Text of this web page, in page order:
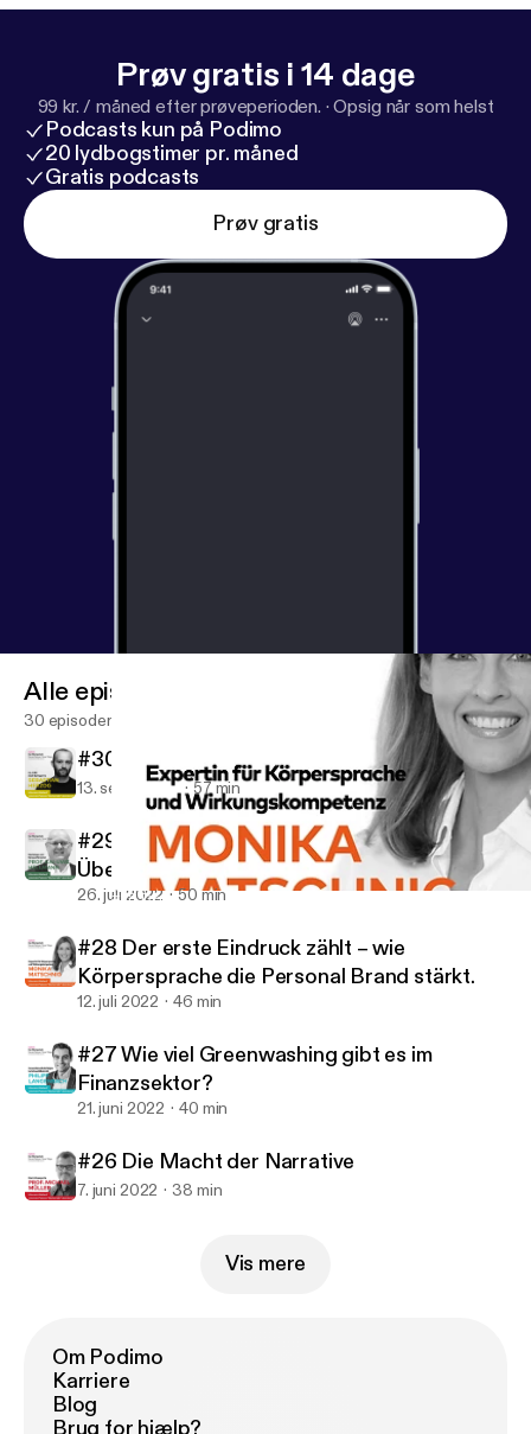
Buchautorin Monika Matschnig.
Prøv gratis i 14 dage
99 kr. / måned efter prøveperioden. ·Opsig når som helst
Podcasts kun på Podimo
20 lydbogstimer pr. måned
Gratis podcasts
Prøv gratis
#28 Der erste Eindruck zählt – wie Körpersprache die Personal
Alle episoder
30 episoder
#30 Transformationsberatung
13. sept. 2022 57 min
#29 Nachhaltigkeit – eine gesellschaftliche
Überforderung?
26. juli 2022 50 min
#28 Der erste Eindruck zählt – wie
Körpersprache die Personal Brand stärkt.
12. juli 2022 46 min
#27 Wie viel Greenwashing gibt es im
Finanzsektor?
21. juni 2022 40 min
#26 Die Macht der Narrative
7. juni 2022 38 min
Vis mere
Om Podimo
Karriere
Blog
Brug for hjælp?